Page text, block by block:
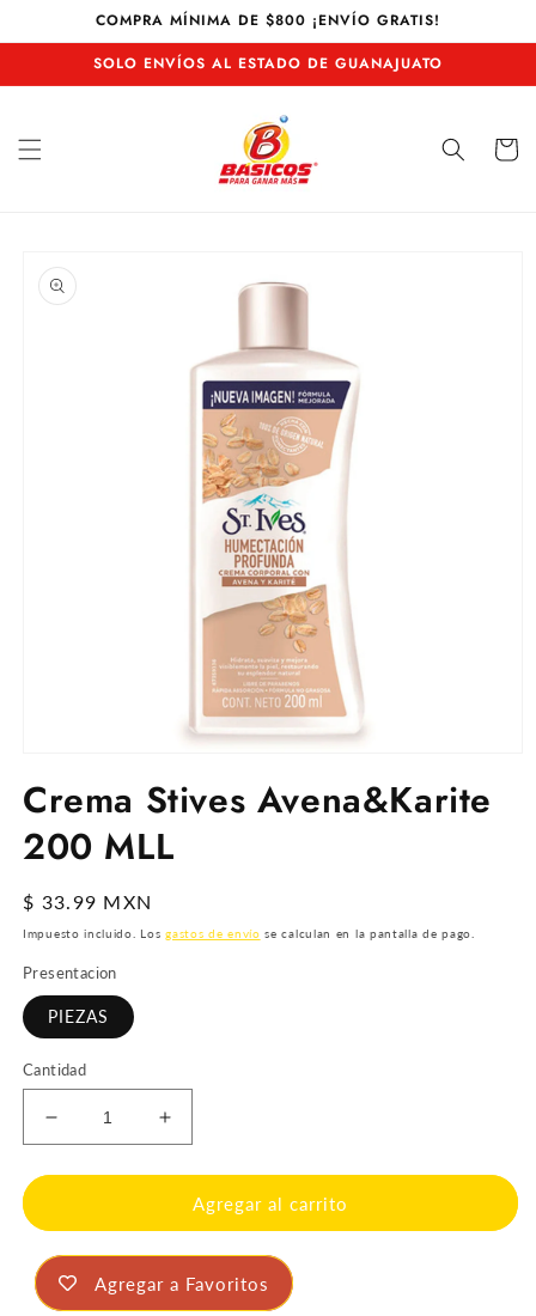
directamente
al contenido
COMPRA MÍNIMA DE $800 ¡ENVÍO GRATIS!
SOLO ENVÍOS AL ESTADO DE GUANAJUATO
Carrito
a la
información
multimedia
1
en
una
Crema Stives Avena&Karite
200 MLL
Precio
habitual
$ 33.99 MXN
Impuesto incluido. Losgastos de envío se calculan en la pantalla de pago.
Presentacion
PIEZAS
Cantidad
Reducir
cantidad
para
Stives
Avena&amp;Karite
200
MLL
Aumentar
cantidad
para
Crema
Stives
Avena&amp;Karite
200
Agregar al carrito
Agregar a Favoritos